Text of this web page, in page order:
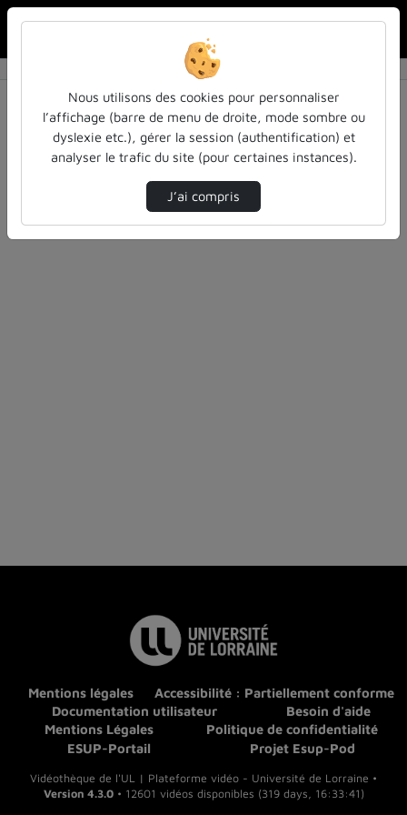
Résultats de la recherche
Filtres actifs (cliquer pour en retirer) :
pleiades
universite-de-lorraine
Mentions légales
Accessibilité : Partiellement conforme
Documentation utilisateur
Besoin d'aide
Mentions Légales
Politique de confidentialité
ESUP-Portail
Projet Esup-Pod
Vidéothèque de l'UL | Plateforme vidéo - Université de Lorraine •
Version 4.3.0• 12601 vidéos disponibles (319 days, 16:33:41)
Nous utilisons des cookies pour personnaliser
l’affichage (barre de menu de droite, mode sombre ou
dyslexie etc.), gérer la session (authentification) et
analyser le trafic du site (pour certaines instances).
J’ai compris